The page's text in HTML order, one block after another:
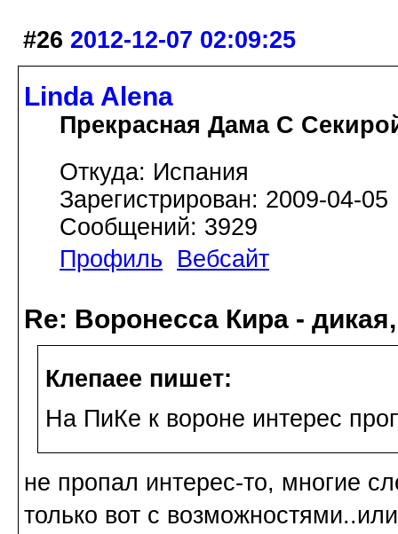
#26 2012-12-07 02:09:25
Linda Alena
Прекрасная Дама С
Откуда: Испания
Зарегистрирован: 2009-04-05
Сообщений: 3929
Профиль
Вебсайт
Re: Воронесса Кира -
Клепаee пишет:
На ПиКе к вороне интерес
не пропал интерес-то, многие
только вот с